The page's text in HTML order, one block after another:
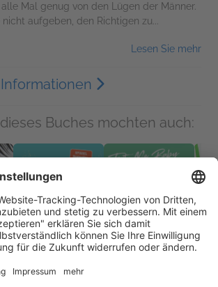
Mal genug von den Lügen der Männer.
aufgeben, den Richtigen zu...
Lesen Sie mehr
Buches mochten auch: